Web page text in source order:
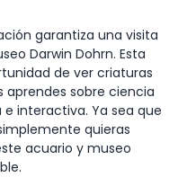
garantiza una visita
Darwin Dohrn. Esta
de ver criaturas
sobre ciencia
interactiva. Ya sea que
quieras
acuario y museo